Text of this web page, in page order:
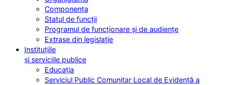
Componența
Statul de funcții
Programul de funcționare și de audiențe
Extrase din legislație
Instituțiile
și serviciile publice
Educația
Serviciul Public Comunitar Local de Evidență a